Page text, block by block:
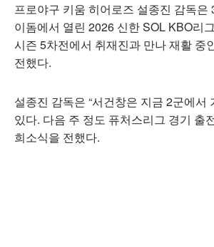
프로야구 키움 히어로즈 설종진 감독은
이돔에서 열린 2026 신한 SOL KBO리
시즌 5차전에서 취재진과 만나 재활 중
전했다.
설종진 감독은 “서건창은 지금 2군에서
있다. 다음 주 정도 퓨처스리그 경기 출
희소식을 전했다.